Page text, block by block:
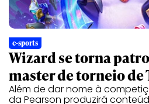
e-sports
Wizard se torna
master de torneio de
Além de dar nome à
da Pearson produzirá